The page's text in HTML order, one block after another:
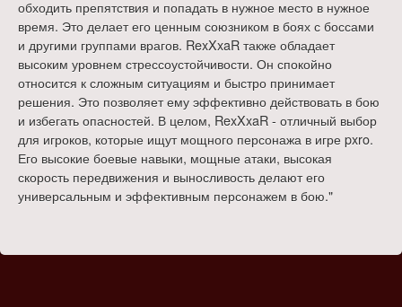
обходить препятствия и попадать в нужное место в нужное
время. Это делает его ценным союзником в боях с боссами
и другими группами врагов. RexXxaR также обладает
высоким уровнем стрессоустойчивости. Он спокойно
относится к сложным ситуациям и быстро принимает
решения. Это позволяет ему эффективно действовать в бою
и избегать опасностей. В целом, RexXxaR - отличный выбор
для игроков, которые ищут мощного персонажа в игре pxro.
Его высокие боевые навыки, мощные атаки, высокая
скорость передвижения и выносливость делают его
универсальным и эффективным персонажем в бою."